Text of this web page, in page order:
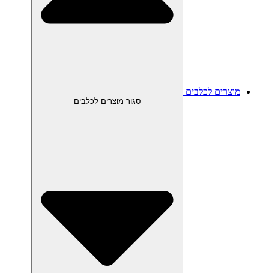
מוצרים לכלבים
סגור מוצרים לכלבים